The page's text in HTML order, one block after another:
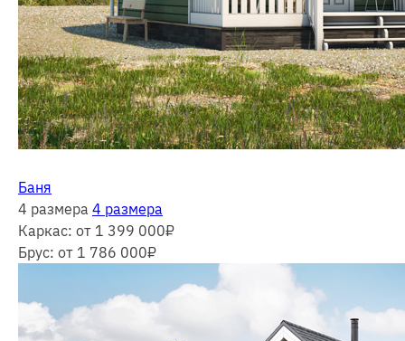
Баня
4 размера 4 размера
Каркас: от 1 399 000₽
Брус: от 1 786 000₽